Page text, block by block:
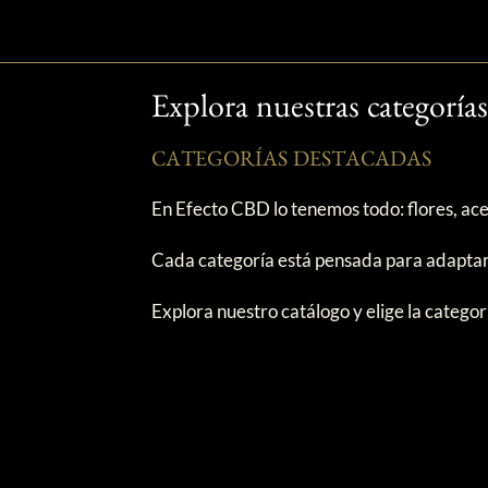
Explora nuestras
CATEGORÍAS DESTACADAS
En Efecto CBD lo tenemos todo: flores,
Cada categoría está pensada para
Explora nuestro catálogo y elige la